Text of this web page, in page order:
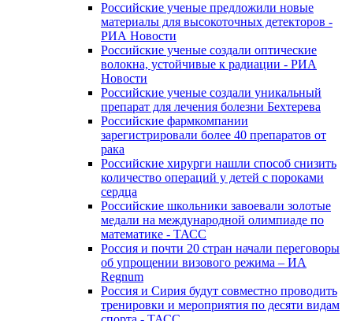
Российские ученые предложили новые
материалы для высокоточных детекторов -
РИА Новости
Российские ученые создали оптические
волокна, устойчивые к радиации - РИА
Новости
Российские ученые создали уникальный
препарат для лечения болезни Бехтерева
Российские фармкомпании
зарегистрировали более 40 препаратов от
рака
Российские хирурги нашли способ снизить
количество операций у детей с пороками
сердца
Российские школьники завоевали золотые
медали на международной олимпиаде по
математике - ТАСС
Россия и почти 20 стран начали переговоры
об упрощении визового режима – ИА
Regnum
Россия и Сирия будут совместно проводить
тренировки и мероприятия по десяти видам